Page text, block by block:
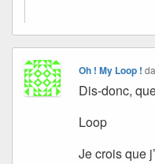
Oh ! My Loop !
Dis-donc,
Loop
Je crois que